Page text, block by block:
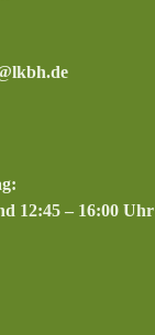
12:45 – 16:00 Uhr